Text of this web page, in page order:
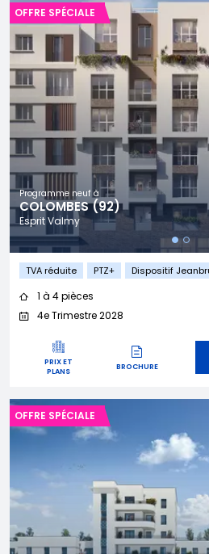
Programme neuf à
COLOMBES (92)
Esprit Valmy
OFFRE SPÉCIALE
TVA réduite PTZ+ Dispositif
1 à 4 pièces
4e Trimestre 2028
PRIX ET
PLANS
BROCHURE
OFFRE SPÉCIALE